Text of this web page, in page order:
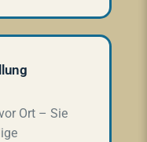
Ort – Sie